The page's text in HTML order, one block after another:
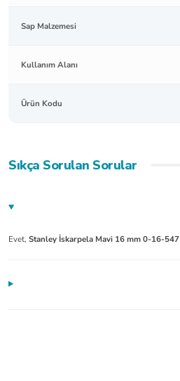
Sap Malzemesi
Kullanım Alanı
Ürün Kodu
Sıkça Sorulan Sorular
Evet, Stanley İskarpela Mavi 16 mm 0-16-547